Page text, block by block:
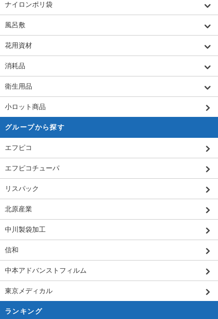
ナイロンポリ袋
風呂敷
花用資材
消耗品
衛生用品
小ロット商品
グループから探す
エフピコ
エフピコチューパ
リスパック
北原産業
中川製袋加工
信和
中本アドバンストフィルム
東京メディカル
ランキング